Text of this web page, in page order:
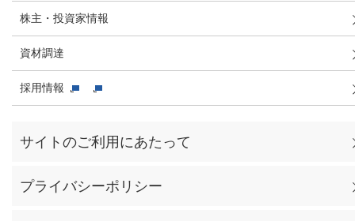
株主・投資家情報
資材調達
採用情報
サイトのご利用にあたって
プライバシーポリシー